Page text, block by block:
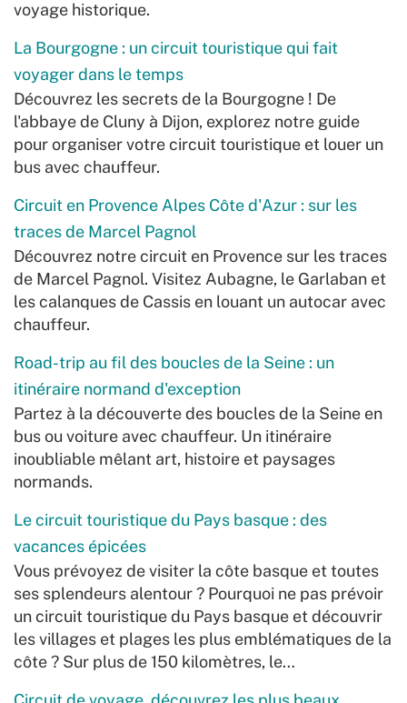
voyage historique.
La Bourgogne : un circuit touristique qui fait
voyager dans le temps
Découvrez les secrets de la Bourgogne ! De
l'abbaye de Cluny à Dijon, explorez notre guide
pour organiser votre circuit touristique et louer un
bus avec chauffeur.
Circuit en Provence Alpes Côte d'Azur : sur les
traces de Marcel Pagnol
Découvrez notre circuit en Provence sur les traces
de Marcel Pagnol. Visitez Aubagne, le Garlaban et
les calanques de Cassis en louant un autocar avec
chauffeur.
Road-trip au fil des boucles de la Seine : un
itinéraire normand d'exception
Partez à la découverte des boucles de la Seine en
bus ou voiture avec chauffeur. Un itinéraire
inoubliable mêlant art, histoire et paysages
normands.
Le circuit touristique du Pays basque : des
vacances épicées
Vous prévoyez de visiter la côte basque et toutes
ses splendeurs alentour ? Pourquoi ne pas prévoir
un circuit touristique du Pays basque et découvrir
les villages et plages les plus emblématiques de la
côte ? Sur plus de 150 kilomètres, le…